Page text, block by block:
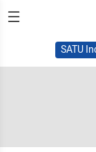
SATU